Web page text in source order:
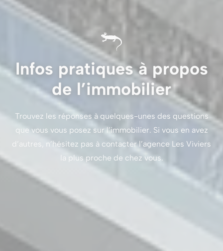
Infos pratiques à propos
de l’immobilier
Trouvez les réponses à quelques-unes des questions
que vous vous posez sur l’immobilier. Si vous en avez
d’autres, n’hésitez pas à contacter l’agence Les Viviers
la plus proche de chez vous.